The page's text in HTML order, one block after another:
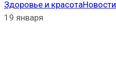
Здоровье и красотаНовости
19 января